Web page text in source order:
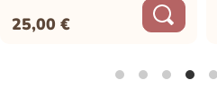
25,00€